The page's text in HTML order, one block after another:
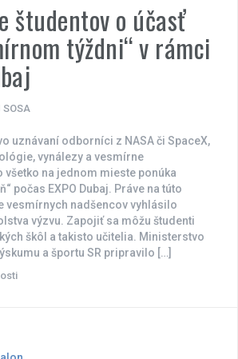
študentov o účasť
týždni“ v rámci
SOSA
uznávaní odborníci z NASA či SpaceX,
vynálezy a vesmírne
všetko na jednom mieste ponúka
počas EXPO Dubaj. Práve na túto
vesmírnych nadšencov vyhlásilo
výzvu. Zapojiť sa môžu študenti
škôl a takisto učitelia. Ministerstvo
a športu SR pripravilo […]